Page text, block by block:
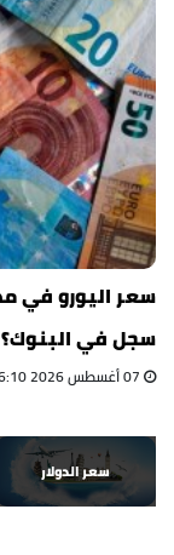
سجل في البنوك؟
سعر الدولار